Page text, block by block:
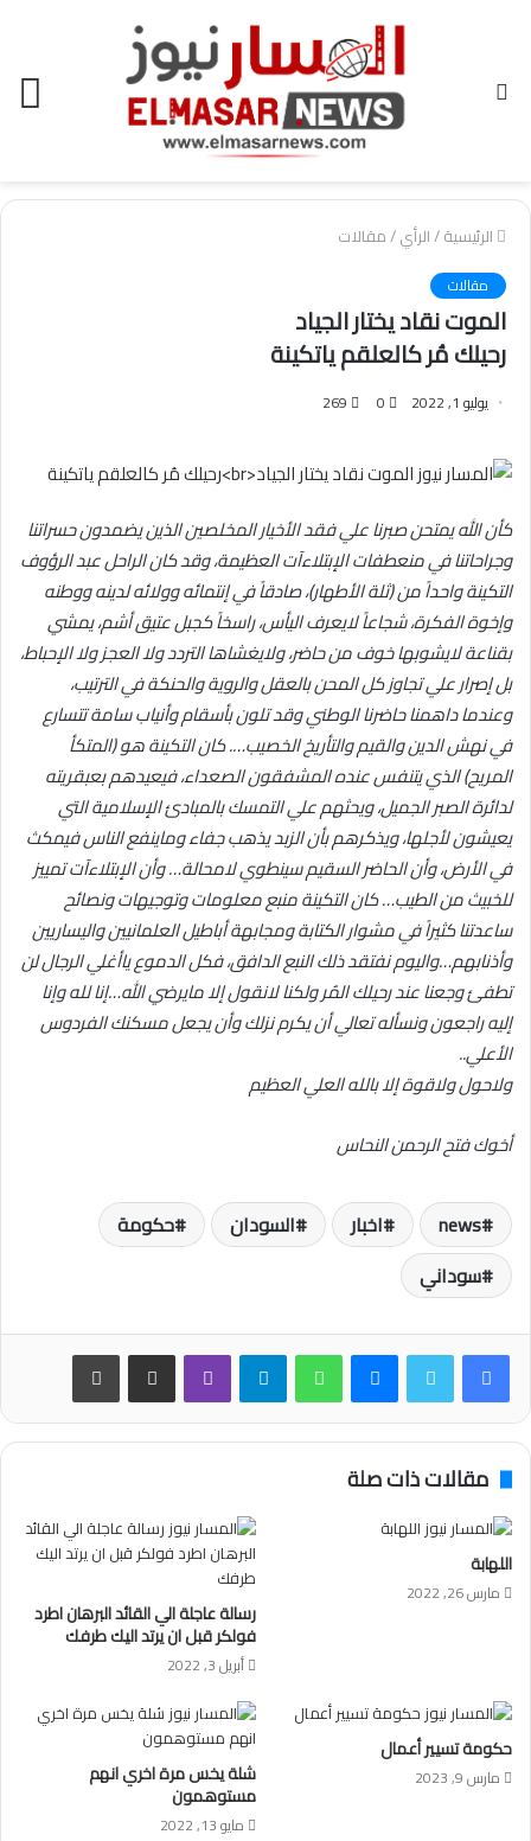
الرئيسية/الرأي/مقالات
مقالات
الموت نقاد يختار الجياد
رحيلك مُر كالعلقم ياتكينة
يوليو 1, 2022 0
269
كأن الله يمتحن صبرنا علي فقد الأخيار المخلصين الذين يضمدون حسراتنا
وجراحاتنا في منعطفات الإبتلاءآت العظيمة، وقد كان الراحل عبد الرؤوف
التكينة واحداً من (ثلة الأطهار)، صادقاً في إنتمائه وولائه لدينه ووطنه
وإخوة الفكرة، شجاعاً لايعرف اليأس، راسخاً كجبل عتيق أشم، يمشي
بقناعة لايشوبها خوف من حاضر، ولايغشاها التردد ولا العجز ولا الإحباط،
بل إصرار علي تجاوز كل المحن بالعقل والروية والحنكة في الترتيب،
وعندما داهمنا حاضرنا الوطني وقد تلون بأسقام وأنياب سامة تتسارع
في نهش الدين والقيم والتأريخ الخصيب….كان التكينة هو (المتكأ
المريح) الذي يتنفس عنده المشفقون الصعداء، فيعيدهم بعبقريته
لدائرة الصبر الجميل، ويحثهم علي التمسك بالمبادئ الإسلامية التي
يعيشون لأجلها، ويذكرهم بأن الزبد يذهب جفاء وماينفع الناس فيمكث
في الأرض، وأن الحاضر السقيم سينطوي لامحالة… وأن الإبتلاءآت تمييز
للخبيث من الطيب…كان التكينة منبع معلومات وتوجيهات ونصائح
ساعدتنا كثيراً في مشوار الكتابة ومجابهة أباطيل العلمانيين واليساريين
وأذنابهم…واليوم نفتقد ذلك النبع الدافق، فكل الدموع ياأغلي الرجال لن
تطفئ وجعنا عند رحيلك المُر ولكنا لانقول إلا مايرضي الله…إنا لله وإنا
إليه راجعون ونسأله تعالي أن يكرم نزلك وأن يجعل مسكنك الفردوس
الأعلي..
ولاحول ولاقوة إلا بالله العلي العظيم
أخوك فتح الرحمن النحاس
news اخبار السودان
حكومة
سوداني
فيسبوكتويتر ماسنجر واتساب تيلقرام ڤايبر مشاركة عبر البريد طباعة
مقالات ذات صلة
اللهابة
مارس 26, 2022
رسالة عاجلة الي القائد البرهان اطرد
فولكر قبل ان يرتد اليك طرفك
أبريل 3, 2022
حكومة تسيير أعمال
مارس 9, 2023 شلة يخس مرة اخري انهم
مستوهمون
مايو 13, 2022